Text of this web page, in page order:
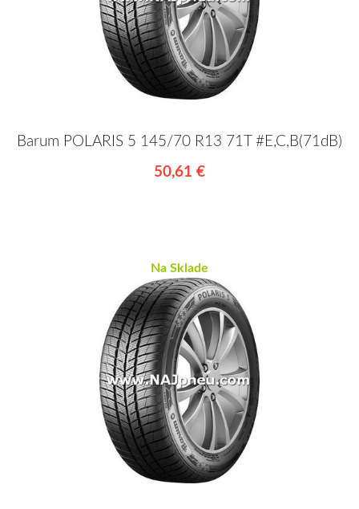
Barum POLARIS 5 145/70 R13 71T #E,C,B(71dB)
50,61 €
Na Sklade